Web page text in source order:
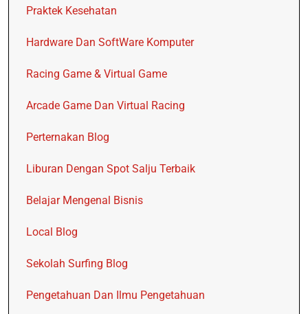
Praktek Kesehatan
Hardware Dan SoftWare Komputer
Racing Game & Virtual Game
Arcade Game Dan Virtual Racing
Perternakan Blog
Liburan Dengan Spot Salju Terbaik
Belajar Mengenal Bisnis
Local Blog
Sekolah Surfing Blog
Pengetahuan Dan Ilmu Pengetahuan